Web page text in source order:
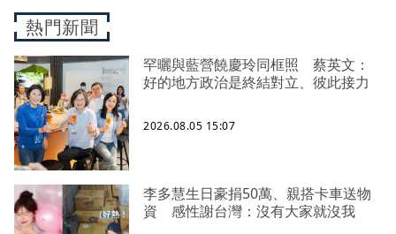
熱門新聞
罕曬與藍營饒慶玲同框照 蔡英文：
好的地方政治是終結對立、彼此接力
2026.08.05 15:07
李多慧生日豪捐50萬、親搭卡車送物
資 感性謝台灣：沒有大家就沒我